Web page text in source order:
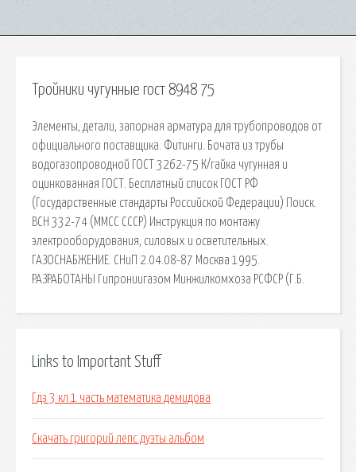
Тройники чугунные гост 8948 75
Элементы, детали, запорная арматура для трубопроводов от
официального поставщика. Фитинги. Бочата из трубы
водогазопроводной ГОСТ 3262-75 К/гайка чугунная и
оцинкованная ГОСТ. Бесплатный список ГОСТ РФ
(Государственные стандарты Российской Федерации) Поиск.
ВСН 332-74 (ММСС СССР) Инструкция по монтажу
электрооборудования, силовых и осветительных.
ГАЗОСНАБЖЕНИЕ. СНиП 2.04.08-87 Москва 1995.
РАЗРАБОТАНЫ Гипрониигазом Минжилкомхоза РСФСР (Г.Б.
Links to Important Stuff
Гдз 3 кл 1 часть математика демидова
Скачать григорий лепс дуэты альбом